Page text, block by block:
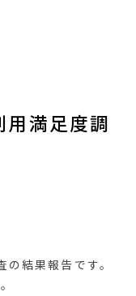
満足度調
結果報告です。